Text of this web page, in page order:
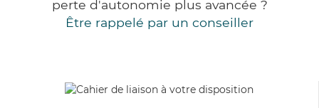
perte d'autonomie plus avancée ?
Être rappelé par un conseiller